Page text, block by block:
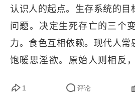
4 猩猩故事：食婴、夺权、性
5 意识之光：人比宇宙更伟大？
第三章 天下清，四海平：原始
1 征服的动力：原始人的财富观
认识人的起点。生存系统的目
问题。决定生死存亡的三个
力。食色互相依赖。现代人常
饱暖思淫欲。原始人则相反
限制色的数量，也决定色的去
1 评论